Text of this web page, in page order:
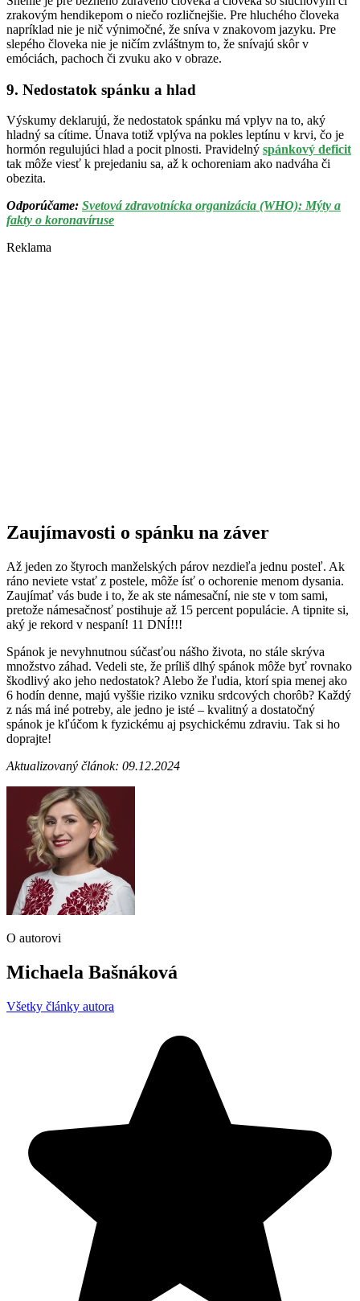
zrakovým hendikepom o niečo rozličnejšie. Pre hluchého človeka
napríklad nie je nič výnimočné, že sníva v znakovom jazyku. Pre
slepého človeka nie je ničím zvláštnym to, že snívajú skôr v
emóciách, pachoch či zvuku ako v obraze.
9. Nedostatok spánku a hlad
Výskumy deklarujú, že nedostatok spánku má vplyv na to, aký
hladný sa cítime. Únava totiž vplýva na pokles leptínu v krvi, čo je
hormón regulujúci hlad a pocit plnosti. Pravidelný spánkový deficit
tak môže viesť k prejedaniu sa, až k ochoreniam ako nadváha či
obezita.
Odporúčame: Svetová zdravotnícka organizácia (WHO): Mýty a
fakty o koronavíruse
Reklama
Zaujímavosti o spánku na záver
Až jeden zo štyroch manželských párov nezdieľa jednu posteľ. Ak
ráno neviete vstať z postele, môže ísť o ochorenie menom dysania.
Zaujímať vás bude i to, že ak ste námesační, nie ste v tom sami,
pretože námesačnosť postihuje až 15 percent populácie. A tipnite si,
aký je rekord v nespaní! 11 DNÍ!!!
Spánok je nevyhnutnou súčasťou nášho života, no stále skrýva
množstvo záhad. Vedeli ste, že príliš dlhý spánok môže byť rovnako
škodlivý ako jeho nedostatok? Alebo že ľudia, ktorí spia menej ako
6 hodín denne, majú vyššie riziko vzniku srdcových chorôb? Každý
z nás má iné potreby, ale jedno je isté – kvalitný a dostatočný
spánok je kľúčom k fyzickému aj psychickému zdraviu. Tak si ho
doprajte!
Aktualizovaný článok: 09.12.2024
O autorovi
Michaela Bašnáková
Všetky články autora